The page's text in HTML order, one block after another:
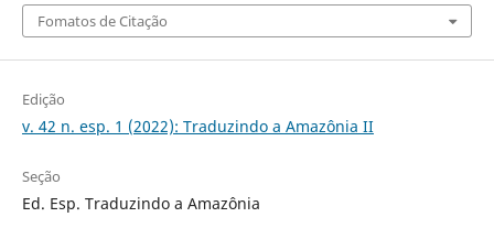
Fomatos de Citação
Edição
v. 42 n. esp. 1 (2022): Traduzindo a Amazônia II
Seção
Ed. Esp. Traduzindo a Amazônia